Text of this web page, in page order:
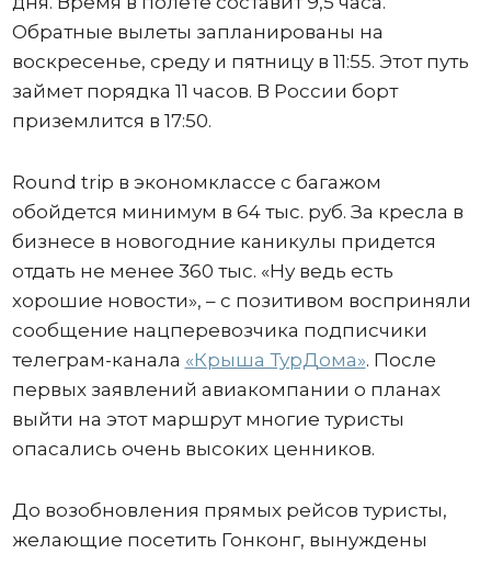
Обратные вылеты запланированы на
воскресенье, среду и пятницу в 11:55. Этот путь
займет порядка 11 часов. В России борт
приземлится в 17:50.
Round trip в экономклассе с багажом
обойдется минимум в 64 тыс. руб. За кресла в
бизнесе в новогодние каникулы придется
отдать не менее 360 тыс. «Ну ведь есть
хорошие новости», – с позитивом восприняли
сообщение нацперевозчика подписчики
телеграм-канала «Крыша ТурДома». После
первых заявлений авиакомпании о планах
выйти на этот маршрут многие туристы
опасались очень высоких ценников.
До возобновления прямых рейсов туристы,
желающие посетить Гонконг, вынуждены